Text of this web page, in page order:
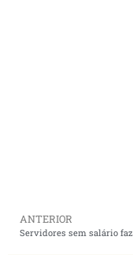
ANTERIOR